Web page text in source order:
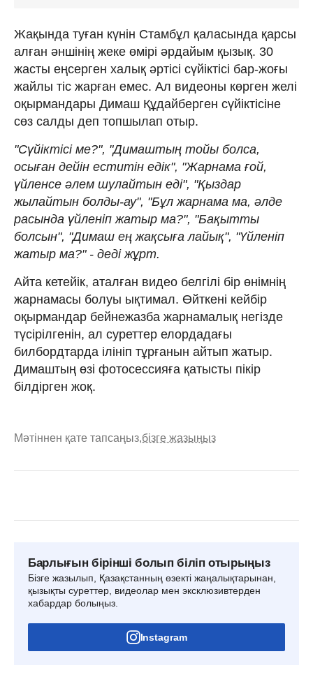
Жақында туған күнін Стамбұл қаласында қарсы
алған әншінің жеке өмірі әрдайым қызық. 30
жасты еңсерген халық әртісі сүйіктісі бар-жоғы
жайлы тіс жарған емес. Ал видеоны көрген желі
оқырмандары Димаш Құдайберген сүйіктісіне
сөз салды деп топшылап отыр.
"Сүйіктісі ме?", "Димаштың тойы болса,
осыған дейін еститін едік", "Жарнама ғой,
үйленсе әлем шулайтын еді", "Қыздар
жылайтын болды-ау", "Бұл жарнама ма, әлде
расында үйленіп жатыр ма?", "Бақытты
болсын", "Димаш ең жақсыға лайық", "Үйленіп
жатыр ма?" - деді жұрт.
Айта кетейік, аталған видео белгілі бір өнімнің
жарнамасы болуы ықтимал. Өйткені кейбір
оқырмандар бейнежазба жарнамалық негізде
түсірілгенін, ал суреттер елордадағы
билбордтарда ілініп тұрғанын айтып жатыр.
Димаштың өзі фотосессияға қатысты пікір
білдірген жоқ.
Мәтіннен қате тапсаңыз,бізге жазыңыз
Барлығын бірінші болып біліп отырыңыз
Бізге жазылып, Қазақстанның өзекті жаңалықтарынан,
қызықты суреттер, видеолар мен эксклюзивтерден
хабардар болыңыз.
Instagram